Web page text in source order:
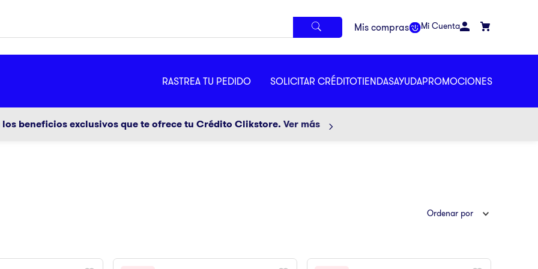
Mi Cuenta
RASTREA TU PEDIDO SOLICITAR CRÉDITOTIENDASAYUDAPROMOCIONES
beneficios exclusivos que te ofrece tu Crédito Clikstore. Ver más
Ordenar por